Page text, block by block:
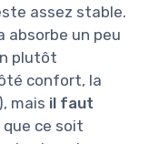
assez stable.
absorbe un peu
plutôt
confort, la
mais il faut
que ce soit